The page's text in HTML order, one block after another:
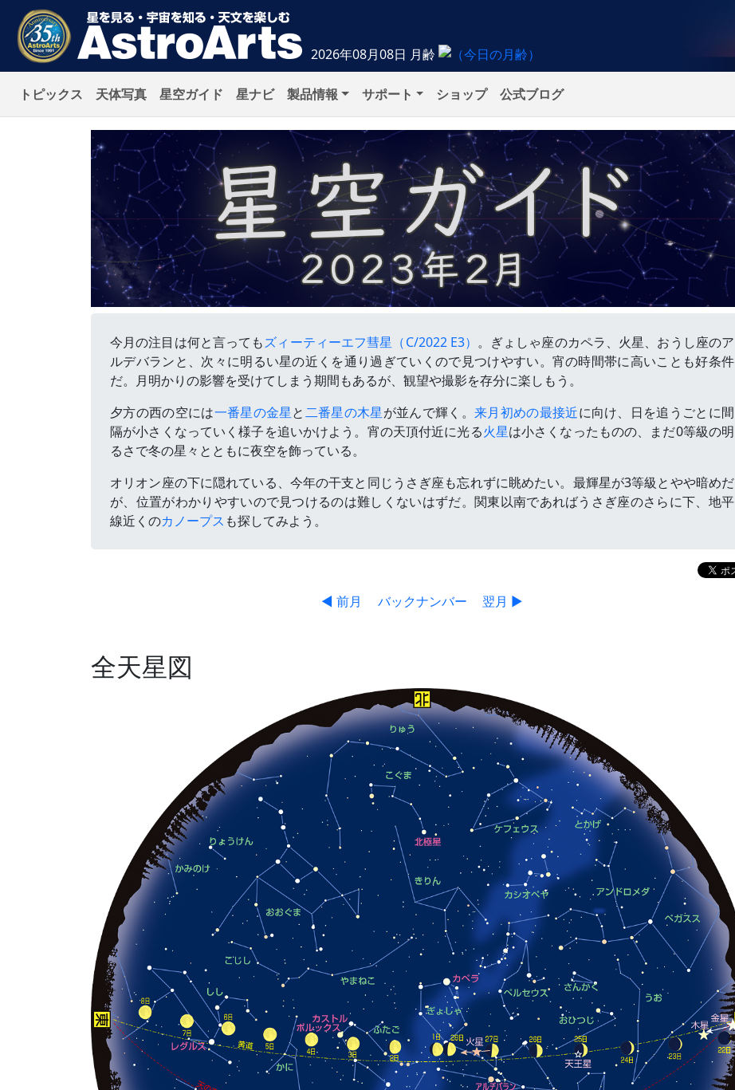
2026年08月08日 月齢
トピックス 天体写真 星空ガイド 星ナビ 製品情報 サポート ショップ 公式ブログ
今月の注目は何と言ってもズィーティーエフ彗星（C/2022 E3） 。ぎょしゃ座のカペラ、火星、おうし座のア
ルデバランと、次々に明るい星の近くを通り過ぎていくので見つけやすい。宵の時間帯に高いことも好条件
だ。月明かりの影響を受けてしまう期間もあるが、観望や撮影を存分に楽しもう。
夕方の西の空には一番星の金星と二番星の木星が並んで輝く。 来月初めの最接近に向け、日を追うごとに間
隔が小さくなっていく様子を追いかけよう。宵の天頂付近に光る火星は小さくなったものの、まだ0等級の明
るさで冬の星々とともに夜空を飾っている。
オリオン座の下に隠れている、今年の干支と同じうさぎ座も忘れずに眺めたい。最輝星が3等級とやや暗めだ
が、位置がわかりやすいので見つけるのは難しくないはずだ。関東以南であればうさぎ座のさらに下、地平
線近くのカノープス も探してみよう。
◀ 前月 バックナンバー 翌月 ▶
全天星図